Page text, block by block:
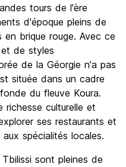
8.5
7.5
tours de l'ère
d'époque pleins de
en brique rouge. Avec ce
de styles
de la Géorgie n'a pas
située dans un cadre
du fleuve Koura.
richesse culturelle et
ses restaurants et
spécialités locales.
sont pleines de